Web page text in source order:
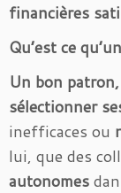
financières
Qu’est ce
Un bon
sélectionner
inefficaces ou
lui, que des
autonomes